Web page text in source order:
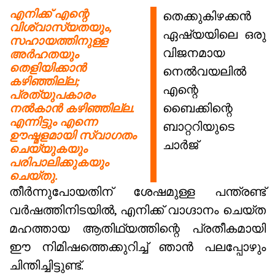
എനിക്ക് എന്റെ
വിശ്വാസ്യതയും,
സഹായത്തിനുള്ള
അർഹതയും
തെളിയിക്കാൻ
കഴിഞ്ഞില്ല;
പ്രത്യുപകാരം
നൽകാൻ കഴിഞ്ഞില്ല.
എന്നിട്ടും എന്നെ
ഊഷ്മളമായി സ്വാഗതം
ചെയ്യുകയും
പരിപാലിക്കുകയും
ചെയ്തു.
തെക്കുകിഴക്കൻ
ഏഷ്യയിലെ ഒരു
വിജനമായ
നെൽവയലിൽ
എന്റെ
ബൈക്കിന്റെ
ബാറ്ററിയുടെ
ചാർജ്
തീർന്നുപോയതിന് ശേഷമുള്ള പന്ത്രണ്ട്
വർഷത്തിനിടയിൽ, എനിക്ക് വാഗ്ദാനം ചെയ്ത
മഹത്തായ ആതിഥ്യത്തിന്റെ പ്രതീകമായി
ഈ നിമിഷത്തെക്കുറിച്ച് ഞാൻ പലപ്പോഴും
ചിന്തിച്ചിട്ടുണ്ട്.